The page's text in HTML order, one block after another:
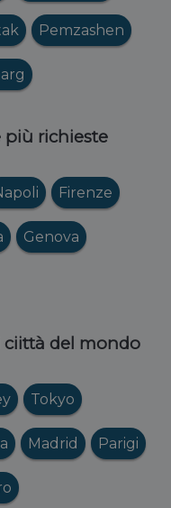
Pemzashen
più richieste
Firenze
Genova
ciittà del mondo
Tokyo
Madrid Parigi